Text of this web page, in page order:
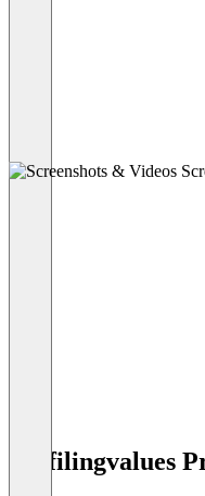
profilingvalues